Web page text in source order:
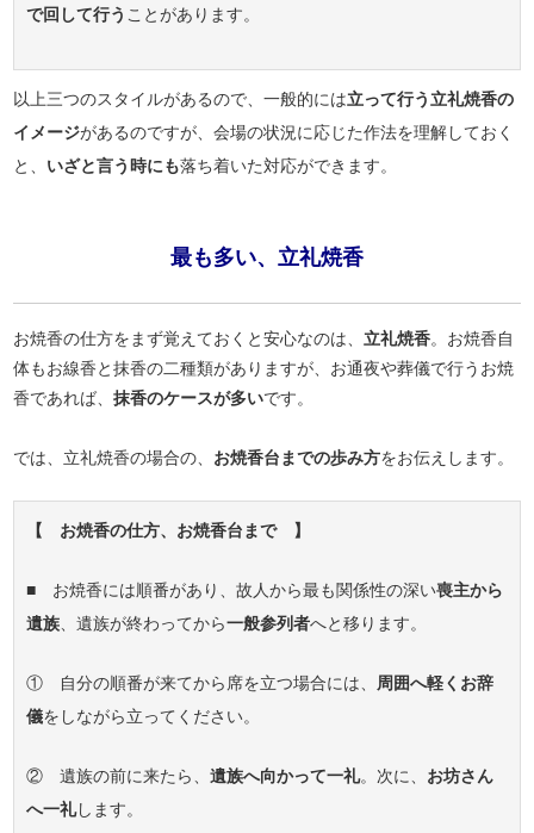
で回して行う ことがあります。
以上三つのスタイルがあるので、一般的には立って行う立礼焼香の
イメージがあるのですが、会場の状況に応じた作法を理解しておく
と、 いざと言う時にも落ち着いた対応ができます。
最も多い、立礼焼香
お焼香の仕方をまず覚えておくと安心なのは、立礼焼香。お焼香自
体もお線香と抹香の二種類がありますが、お通夜や葬儀で行うお焼
香であれば、抹香のケースが多いです。
では、立礼焼香の場合の、 お焼香台までの歩み方をお伝えします。
【 お焼香の仕方、お焼香台まで 】
■ お焼香には順番があり、故人から最も関係性の深い喪主から
遺族、遺族が終わってから一般参列者へと移ります。
① 自分の順番が来てから席を立つ場合には、 周囲へ軽くお辞
儀をしながら立ってください。
② 遺族の前に来たら、遺族へ向かって一礼。次に、 お坊さん
へ一礼します。